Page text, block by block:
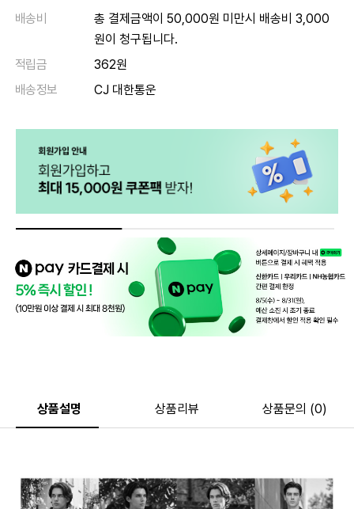
배송비
총 결제금액이 50,000원 미만시 배송비 3,000
원이 청구됩니다.
적립금
362원
배송정보
CJ 대한통운
상품설명 상품리뷰 상품문의 (0)